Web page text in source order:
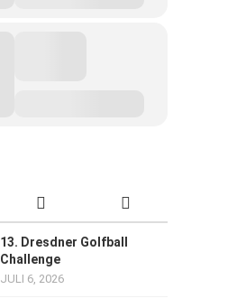
13. Dresdner Golfball
Challenge
JULI 6, 2026